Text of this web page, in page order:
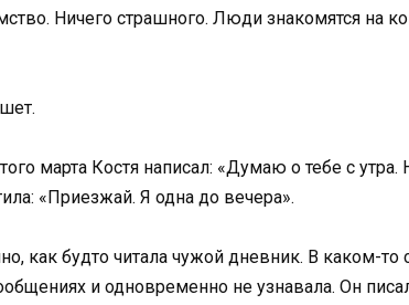
Ничего страшного. Люди знакомятся на
марта Костя написал: «Думаю о тебе с утра.
«Приезжай. Я одна до вечера».
как будто читала чужой дневник. В каком-
и одновременно не узнавала. Он